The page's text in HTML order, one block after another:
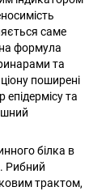
саме
формула
та
поширені
епідермісу та
білка в
Рибний
трактом,